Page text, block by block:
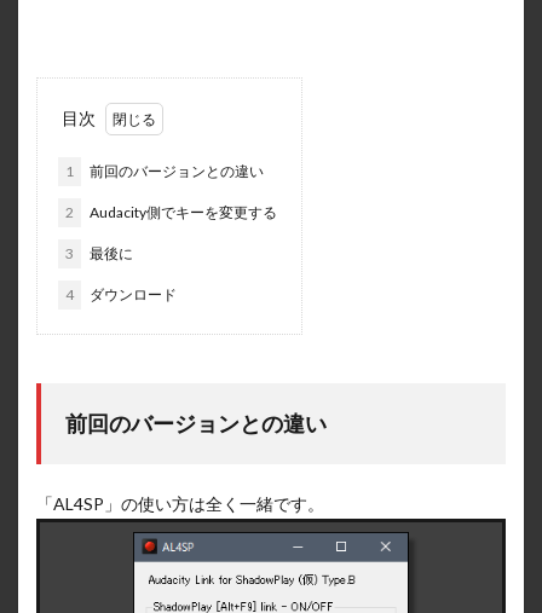
目次
1 前回のバージョンとの違い
2 Audacity側でキーを変更する
3 最後に
4 ダウンロード
前回のバージョンとの違い
「AL4SP」の使い方は全く一緒です。